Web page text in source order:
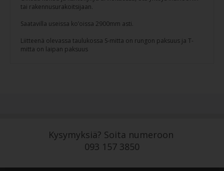
tai rakennusurakoitsijaan.
Saatavilla useissa ko’oissa 2900mm asti.
Liitteenä olevassa taulukossa S-mitta on rungon paksuus ja T-
mitta on laipan paksuus
Kysymyksiä? Soita numeroon
093 157 3850